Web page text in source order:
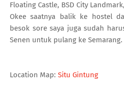
Floating Castle, BSD City
Okee saatnya balik ke hostel
besok sore saya juga sudah
Senen untuk pulang ke Semarang.
Location Map: Situ Gintung